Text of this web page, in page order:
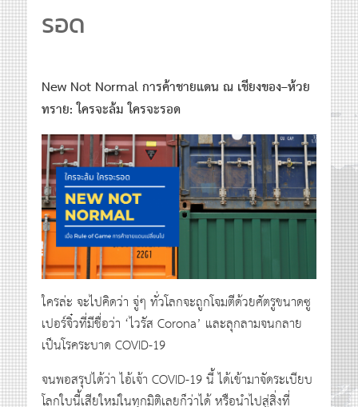
รอด
New Not Normalการค้าชายแดน ณ เชียงของ–ห้วย
ทราย:ใครจะล้ม ใครจะรอด
ใครล่ะ จะไปคิดว่า จู่ๆ ทั่วโลกจะถูกโจมตีด้วยศัตรูขนาดซู
เปอร์จิ๋วที่มีชื่อว่า ‘ไวรัส Corona’ และลุกลามจนกลาย
เป็นโรคระบาด COVID-19
จนพอสรุปได้ว่า ไอ้เจ้า COVID-19 นี้ ได้เข้ามาจัดระเบียบ
โลกใบนี้เสียใหม่ในทุกมิติเลยก็ว่าได้ หรือนำไปสู่สิ่งที่